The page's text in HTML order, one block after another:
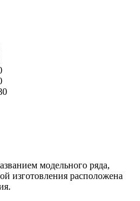
модельного ряда,
изготовления расположена